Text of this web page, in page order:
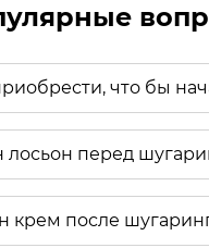
что бы
лосьон перед
крем после